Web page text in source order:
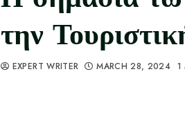
την
EXPERT WRITER MARCH 28, 2024 1